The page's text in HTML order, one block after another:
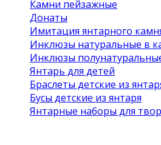
Камни пейзажные
Донаты
Имитация янтарного
Инклюзы натуральные в
Инклюзы
Янтарь для детей
Браслеты детские из
Бусы детские из янтаря
Янтарные наборы для